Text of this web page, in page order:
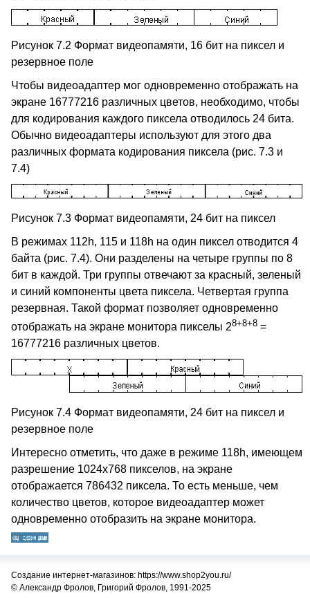
Рисунок 7.2 Формат видеопамяти, 16 бит на пиксел и
резервное поле
Чтобы видеоадаптер мог одновременно отображать на
экране 16777216 различных цветов, необходимо, чтобы
для кодирования каждого пиксела отводилось 24 бита.
Обычно видеоадаптеры используют для этого два
различных формата кодирования пиксела (рис. 7.3 и
7.4)
Рисунок 7.3 Формат видеопамяти, 24 бит на пиксел
В режимах 112h, 115 и 118h на один пиксел отводится 4
байта (рис. 7.4). Они разделены на четыре группы по 8
бит в каждой. Три группы отвечают за красный, зеленый
и синий компоненты цвета пиксела. Четвертая группа
резервная. Такой формат позволяет одновременно
отображать на экране монитора пикселы 28+8+8 =
16777216 различных цветов.
Рисунок 7.4 Формат видеопамяти, 24 бит на пиксел и
резервное поле
Интересно отметить, что даже в режиме 118h, имеющем
разрешение 1024x768 пикселов, на экране
отображается 786432 пиксела. То есть меньше, чем
количество цветов, которое видеоадаптер может
одновременно отобразить на экране монитора.
Создание интернет-магазинов: https://www.shop2you.ru/
© Александр Фролов, Григорий Фролов, 1991-2025